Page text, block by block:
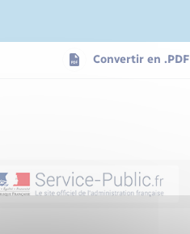
Convertir en .PDF